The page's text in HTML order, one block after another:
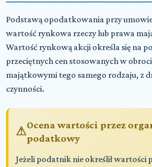
Podstawą opodatkowania przy
wartość rynkowa rzeczy lub prawa
Wartość rynkową akcji określa się na
przeciętnych cen stosowanych w
majątkowymi tego samego rodzaju, z
czynności.
Ocena wartości przez
podatkowy
Jeżeli podatnik nie określił wartości